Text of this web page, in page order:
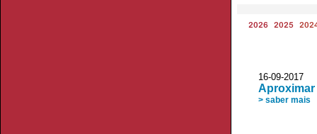
2026 2025
16-09-
Aproximar
> saber mais